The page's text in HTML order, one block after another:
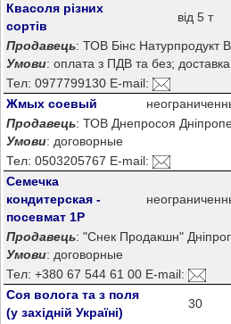
Квасоля різних
сортів
від 5 т
Продавець: ТОВ Бінс Натурпродукт
Умови: оплата з ПДВ та без;
Тел: 0977799130 E-mail:
Жмых соевый
Продавець: ТОВ Днепросоя
Умови: договорные
Тел: 0503205767 E-mail:
Семечка
кондитерская -
посевмат 1Р
Продавець: "Снек Продакшн"
Умови: договорные
Тел: +380 67 544 61 00 E-mail:
Соя волога та з поля
(у західній Україні)
30